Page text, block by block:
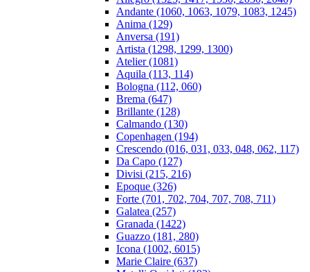
Andante (1060, 1063, 1079, 1083, 1245)
Anima (129)
Anversa (191)
Artista (1298, 1299, 1300)
Atelier (1081)
Aquila (113, 114)
Bologna (112, 060)
Brema (647)
Brillante (128)
Calmando (130)
Copenhagen (194)
Crescendo (016, 031, 033, 048, 062, 117)
Da Capo (127)
Divisi (215, 216)
Epoque (326)
Forte (701, 702, 704, 707, 708, 711)
Galatea (257)
Granada (1422)
Guazzo (181, 280)
Icona (1002, 6015)
Marie Claire (637)